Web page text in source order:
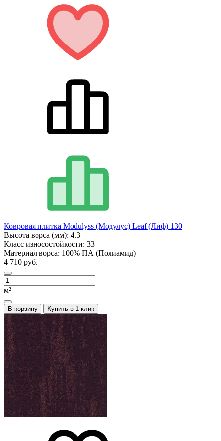
Ковровая плитка Modulyss (Модулус) Leaf (Лиф) 130
Высота ворса (мм): 4.3
Класс износостойкости: 33
Материал ворса: 100% ПА (Полиамид)
4 710 руб.
м²
В корзину Купить в 1 клик